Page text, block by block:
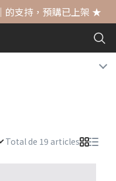
的支持，預購已上架 ★
Total de 19 articles